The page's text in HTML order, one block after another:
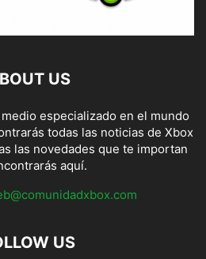
US
especializado en el mundo
todas las noticias de Xbox
las novedades que te importan
aquí.
US